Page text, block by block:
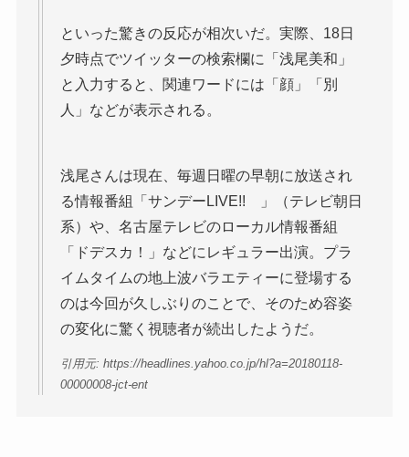
といった驚きの反応が相次いだ。実際、18日
夕時点でツイッターの検索欄に「浅尾美和」
と入力すると、関連ワードには「顔」「別
人」などが表示される。
浅尾さんは現在、毎週日曜の早朝に放送され
る情報番組「サンデーLIVE!! 」（テレビ朝日
系）や、名古屋テレビのローカル情報番組
「ドデスカ！」などにレギュラー出演。プラ
イムタイムの地上波バラエティーに登場する
のは今回が久しぶりのことで、そのため容姿
の変化に驚く視聴者が続出したようだ。
引用元: https://headlines.yahoo.co.jp/hl?a=20180118-
00000008-jct-ent